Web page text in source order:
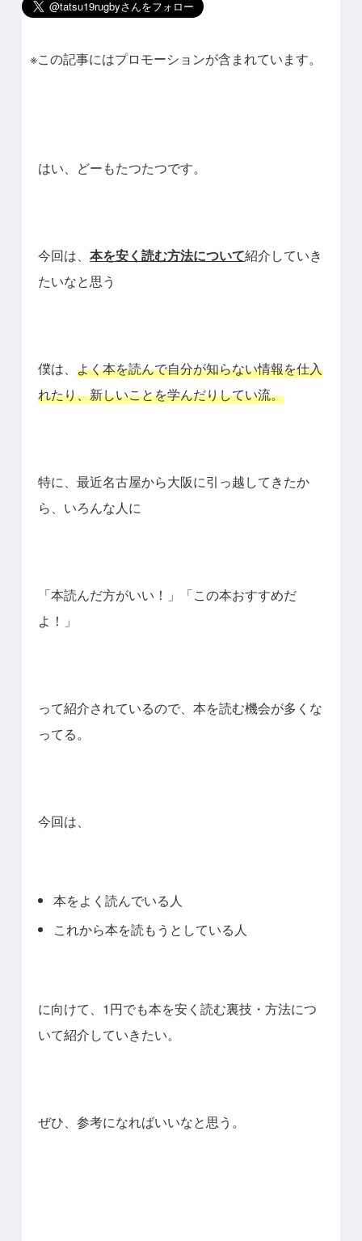
※この記事にはプロモーションが含まれています。
はい、どーもたつたつです。
今回は、 本を安く読む方法について紹介していき
たいなと思う
僕は、 よく本を読んで自分が知らない情報を仕入
れたり、新しいことを学んだりしてい流。
特に、最近名古屋から大阪に引っ越してきたか
ら、いろんな人に
「本読んだ方がいい！」「この本おすすめだ
よ！」
って紹介されているので、本を読む機会が多くな
ってる。
今回は、
本をよく読んでいる人
これから本を読もうとしている人
に向けて、1円でも本を安く読む裏技・方法につ
いて紹介していきたい。
ぜひ、参考になればいいなと思う。